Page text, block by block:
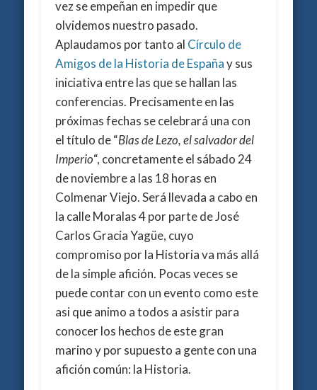
vez se empeñan en impedir que
olvidemos nuestro pasado.
Aplaudamos por tanto al Círculo de
Amigos de la Historia de Españay sus
iniciativa entre las que se hallan las
conferencias. Precisamente en las
próximas fechas se celebrará una con
el título de “Blas de Lezo, el salvador del
Imperio“, concretamente el sábado 24
de noviembre a las 18 horas en
Colmenar Viejo. Será llevada a cabo en
la calle Moralas 4 por parte de José
Carlos Gracia Yagüe, cuyo
compromiso por la Historia va más allá
de la simple afición. Pocas veces se
puede contar con un evento como este
asi que animo a todos a asistir para
conocer los hechos de este gran
marino y por supuesto a gente con una
afición común: la Historia.